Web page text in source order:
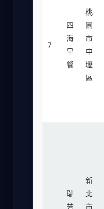
7
四
海
早
餐
桃
園
市
中
壢
區
瑞
芳
新
北
市